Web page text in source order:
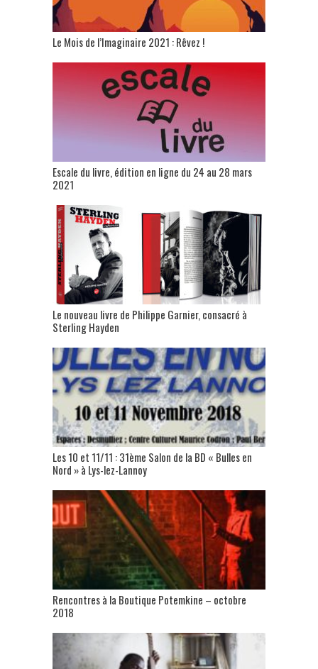
Le Mois de l’Imaginaire 2021 : Rêvez !
Escale du livre, édition en ligne du 24 au 28 mars
2021
Le nouveau livre de Philippe Garnier, consacré à
Sterling Hayden
Les 10 et 11/11 : 31ème Salon de la BD « Bulles en
Nord » à Lys-lez-Lannoy
Rencontres à la Boutique Potemkine – octobre
2018